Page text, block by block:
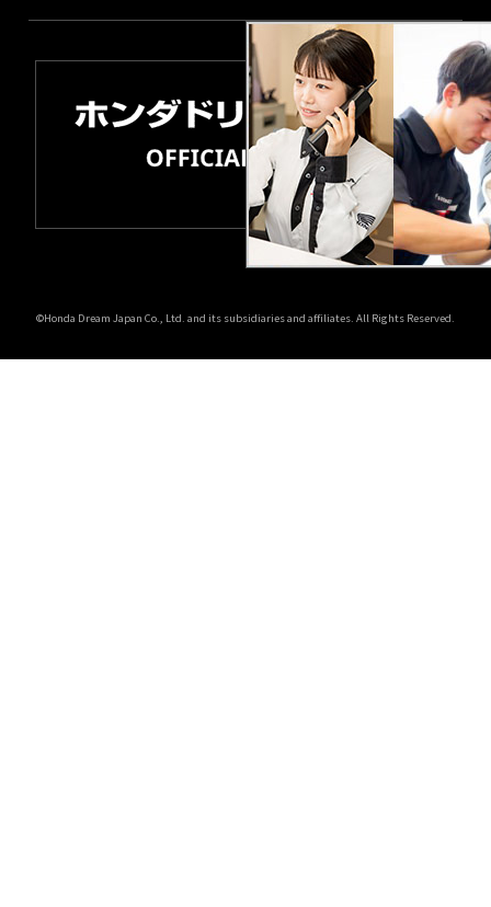
©Honda Dream Japan Co., Ltd. and its subsidiaries and affiliates. All Rights Reserved.